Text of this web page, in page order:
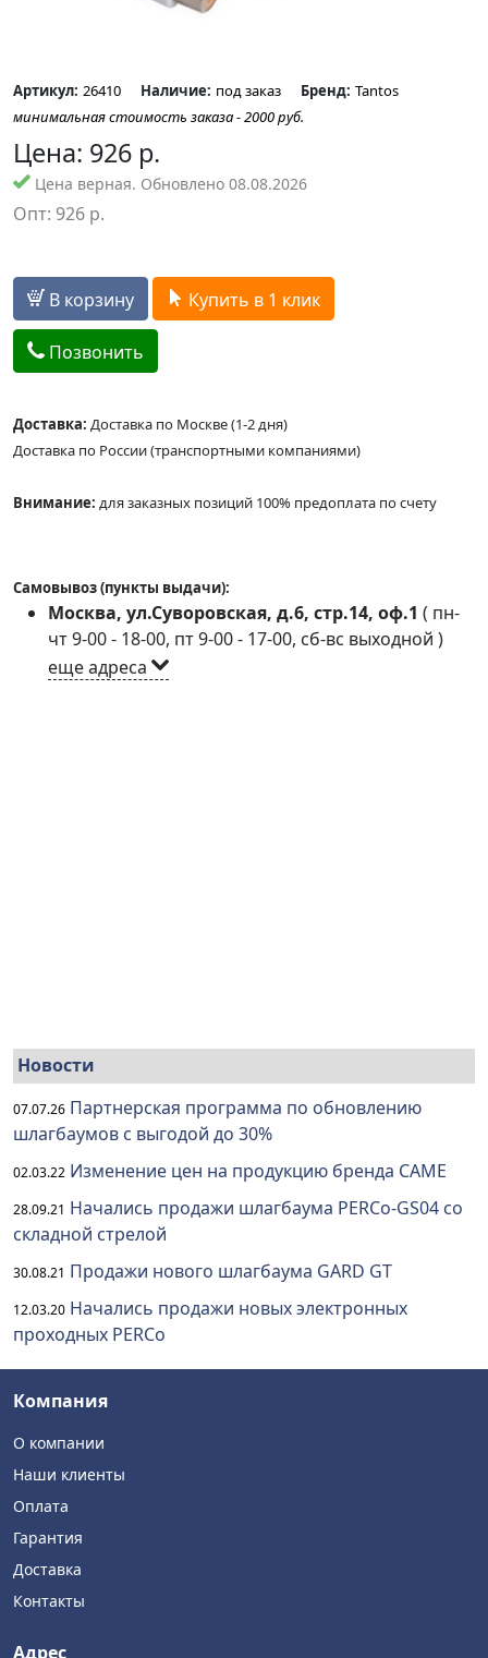
Артикул: 26410 Наличие: под заказ Бренд: Tantos
минимальная стоимость заказа - 2000 руб.
Цена: 926 р.
Цена верная. Обновлено 08.08.2026
Опт: 926 р.
В корзину Купить в 1 клик
Позвонить
Доставка: Доставка по Москве (1-2 дня)
Доставка по России (транспортными компаниями)
Внимание: для заказных позиций 100% предоплата по счету
Самовывоз (пункты выдачи):
Москва, ул.Суворовская, д.6, стр.14, оф.1 ( пн-
чт 9-00 - 18-00, пт 9-00 - 17-00, сб-вс выходной )
еще адреса
Новости
07.07.26 Партнерская программа по обновлению
шлагбаумов с выгодой до 30%
02.03.22 Изменение цен на продукцию бренда CAME
28.09.21 Начались продажи шлагбаума PERCo-GS04 со
складной стрелой
30.08.21 Продажи нового шлагбаума GARD GT
12.03.20 Начались продажи новых электронных
проходных PERCo
Компания
О компании
Наши клиенты
Оплата
Гарантия
Доставка
Контакты
Адрес